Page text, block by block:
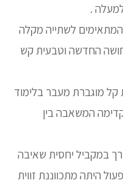
.
המתאימים לשתייה מקלה
החדשה וטבעית קש
קל מוגברת מעבר בלימוד
המשאבה בין
במקביל יחסית שאיבה
היתה מתכווננת זווית